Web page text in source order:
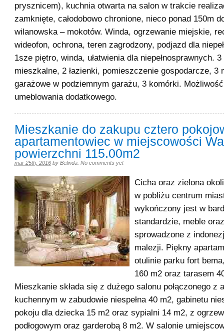
prysznicem), kuchnia otwarta na salon w trakcie
zamknięte, całodobowo chronione, nieco ponad 150m
wilanowska – mokotów. Winda, ogrzewanie miejskie,
wideofon, ochrona, teren zagrodzony, podjazd dla
1sze piętro, winda, ułatwienia dla niepełnosprawnych.
mieszkalne, 2 łazienki, pomieszczenie gospodarcze, 3
garażowe w podziemnym garażu, 3 komórki.
umeblowania dodatkowego.
Mieszkanie do zakupu cztero
apartamentowiec w miejscowości
powierzchni 115.00m2
mar 25th, 2016 by Belinda No comments yet
Cicha oraz zielona
w pobliżu centrum
wykończony jest w
standardzie, meble
sprowadzone z
malezji. Piękny
otulinie parku fort
160 m2 oraz tarasem
Mieszkanie składa się z dużego salonu połączonego z
kuchennym w zabudowie niespełna 40 m2, gabinetu
pokoju dla dziecka 15 m2 oraz sypialni 14 m2, z
podłogowym oraz garderobą 8 m2. W salonie